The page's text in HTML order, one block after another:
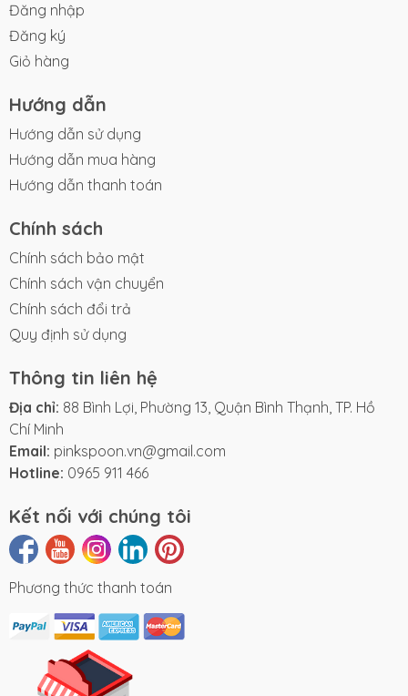
Đăng nhập
Đăng ký
Giỏ hàng
Hướng dẫn
Hướng dẫn sử dụng
Hướng dẫn mua hàng
Hướng dẫn thanh toán
Chính sách
Chính sách bảo mật
Chính sách vận chuyển
Chính sách đổi trả
Quy định sử dụng
Thông tin liên hệ
Địa chỉ: 88 Bình Lợi, Phường 13, Quận Bình Thạnh, TP. Hồ
Chí Minh
Email: pinkspoon.vn@gmail.com
Hotline: 0965 911 466
Kết nối với chúng tôi
Phương thức thanh toán